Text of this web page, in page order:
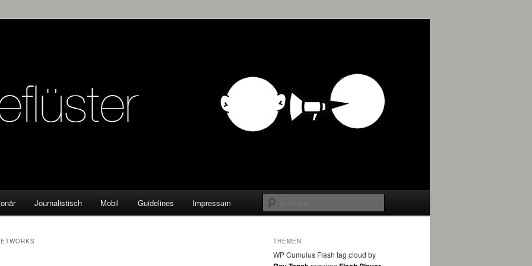
Journalistisch Mobil Guidelines Impressum
THEMEN
WP Cumulus Flash tag cloud by